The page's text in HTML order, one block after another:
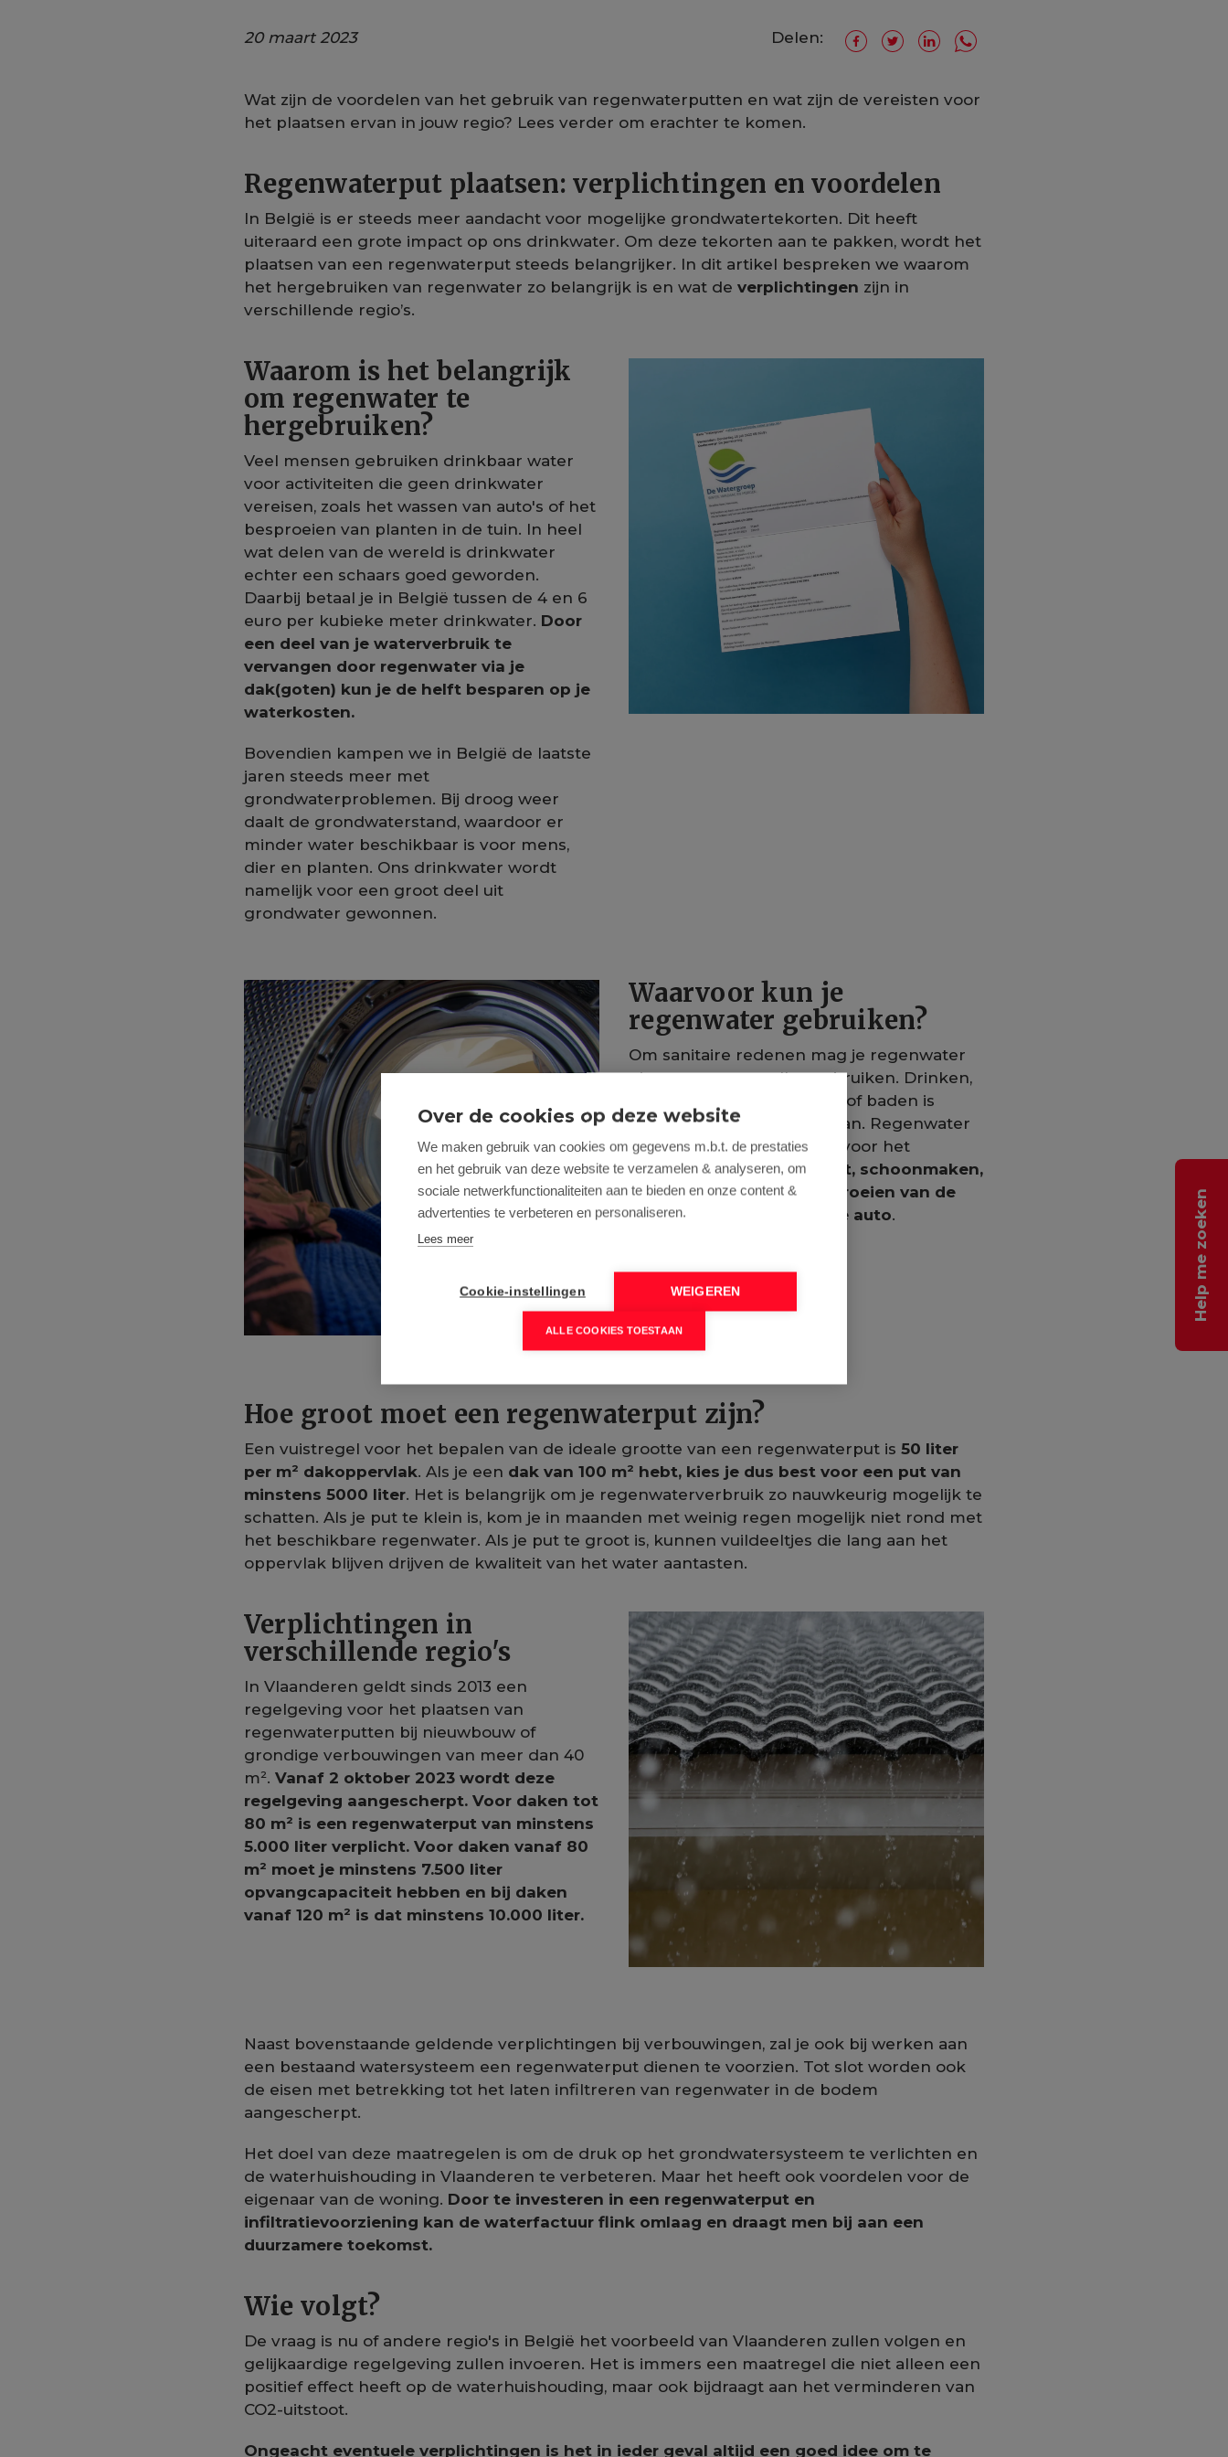
20 maart 2023 Delen:
Wat zijn de voordelen van het gebruik van regenwaterputten en wat zijn de vereisten voor
het plaatsen ervan in jouw regio? Lees verder om erachter te komen.
Regenwaterput plaatsen: verplichtingen en voordelen
In België is er steeds meer aandacht voor mogelijke grondwatertekorten. Dit heeft
uiteraard een grote impact op ons drinkwater. Om deze tekorten aan te pakken, wordt het
plaatsen van een regenwaterput steeds belangrijker. In dit artikel bespreken we waarom
het hergebruiken van regenwater zo belangrijk is en wat de verplichtingen zijn in
verschillende regio’s.
Waarom is het belangrijk
om regenwater te
hergebruiken?
Veel mensen gebruiken drinkbaar water
voor activiteiten die geen drinkwater
vereisen, zoals het wassen van auto's of het
besproeien van planten in de tuin. In heel
wat delen van de wereld is drinkwater
echter een schaars goed geworden.
Daarbij betaal je in België tussen de 4 en 6
euro per kubieke meter drinkwater. Door
een deel van je waterverbruik te
vervangen door regenwater via je
dak(goten) kun je de helft besparen op je
waterkosten.
Bovendien kampen we in België de laatste
jaren steeds meer met
grondwaterproblemen. Bij droog weer
daalt de grondwaterstand, waardoor er
minder water beschikbaar is voor mens,
dier en planten. Ons drinkwater wordt
namelijk voor een groot deel uit
grondwater gewonnen.
Waarvoor kun je
regenwater gebruiken?
Om sanitaire redenen mag je regenwater
niet zomaar voor alles gebruiken. Drinken,
koken, afwassen, douchen of baden is
bijvoorbeeld niet toegestaan. Regenwater
is echter perfect geschikt voor het
doorspoelen van het toilet, schoonmaken,
de wasmachine, het besproeien van de
tuin en het wassen van de auto.
Hoe groot moet een regenwaterput zijn?
Een vuistregel voor het bepalen van de ideale grootte van een regenwaterput is 50 liter
per m² dakoppervlak. Als je een dak van 100 m² hebt, kies je dus best voor een put van
minstens 5000 liter. Het is belangrijk om je regenwaterverbruik zo nauwkeurig mogelijk te
schatten. Als je put te klein is, kom je in maanden met weinig regen mogelijk niet rond met
het beschikbare regenwater. Als je put te groot is, kunnen vuildeeltjes die lang aan het
oppervlak blijven drijven de kwaliteit van het water aantasten.
Verplichtingen in
verschillende regio's
In Vlaanderen geldt sinds 2013 een
regelgeving voor het plaatsen van
regenwaterputten bij nieuwbouw of
grondige verbouwingen van meer dan 40
m². Vanaf 2 oktober 2023 wordt deze
regelgeving aangescherpt. Voor daken tot
80 m² is een regenwaterput van minstens
5.000 liter verplicht. Voor daken vanaf 80
m² moet je minstens 7.500 liter
opvangcapaciteit hebben en bij daken
vanaf 120 m² is dat minstens 10.000 liter.
Naast bovenstaande geldende verplichtingen bij verbouwingen, zal je ook bij werken aan
een bestaand watersysteem een regenwaterput dienen te voorzien. Tot slot worden ook
de eisen met betrekking tot het laten infiltreren van regenwater in de bodem
aangescherpt.
Het doel van deze maatregelen is om de druk op het grondwatersysteem te verlichten en
de waterhuishouding in Vlaanderen te verbeteren. Maar het heeft ook voordelen voor de
eigenaar van de woning. Door te investeren in een regenwaterput en
infiltratievoorziening kan de waterfactuur flink omlaag en draagt men bij aan een
duurzamere toekomst.
Wie volgt?
De vraag is nu of andere regio's in België het voorbeeld van Vlaanderen zullen volgen en
gelijkaardige regelgeving zullen invoeren. Het is immers een maatregel die niet alleen een
positief effect heeft op de waterhuishouding, maar ook bijdraagt aan het verminderen van
CO2-uitstoot.
Ongeacht eventuele verplichtingen is het in ieder geval altijd een goed idee om te
Help me zoeken
Over de cookies op deze website
We maken gebruik van cookies om gegevens m.b.t. de prestaties
en het gebruik van deze website te verzamelen & analyseren, om
sociale netwerkfunctionaliteiten aan te bieden en onze content &
advertenties te verbeteren en personaliseren.
Lees meer
Cookie-instellingen WEIGEREN
ALLE COOKIES TOESTAAN